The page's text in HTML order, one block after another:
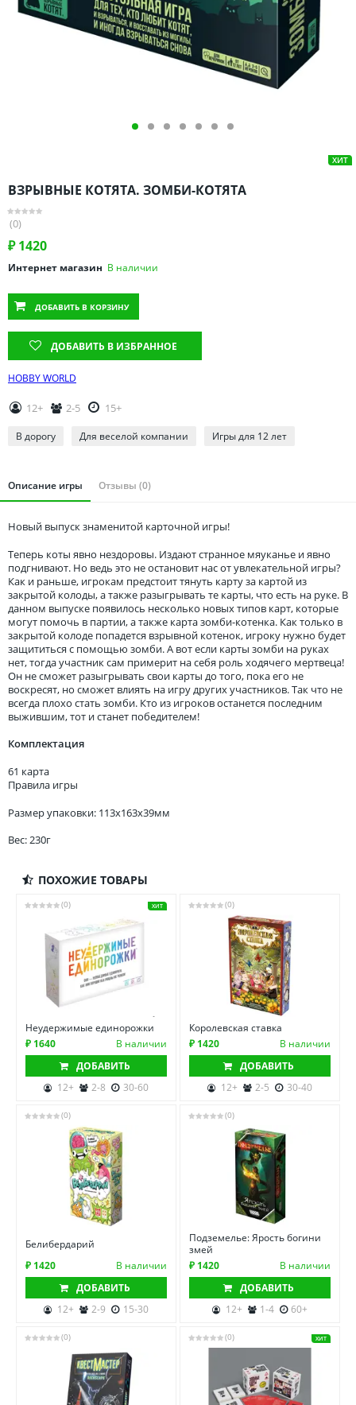
Оренбургская область
Пензенская область
Саратовская область
Свердловская область
Смоленская область
Ставропольский край
Татарстан
Тверская область
Томская область
Тюменская область
Удмуртия
Ульяновская область
ХИТ
ВЗРЫВНЫЕ КОТЯТА. ЗОМБИ-КОТЯТА
(0)
₽ 1420
Интернет магазин В наличии
ДОБАВИТЬ В КОРЗИНУ
ДОБАВИТЬ В ИЗБРАННОЕ
HOBBY WORLD
12+ 2-5 15+
В дорогу Для веселой компании Игры для 12 лет
Описание игры Отзывы (0)
Новый выпуск знаменитой карточной игры!
Теперь коты явно нездоровы. Издают странное мяуканье и явно
подгнивают. Но ведь это не остановит нас от увлекательной игры?
Как и раньше, игрокам предстоит тянуть карту за картой из
закрытой колоды, а также разыгрывать те карты, что есть на руке. В
данном выпуске появилось несколько новых типов карт, которые
могут помочь в партии, а также карта зомби-котенка. Как только в
закрытой колоде попадется взрывной котенок, игроку нужно будет
защититься с помощью зомби. А вот если карты зомби на руках
нет, тогда участник сам примерит на себя роль ходячего мертвеца!
Он не сможет разыгрывать свои карты до того, пока его не
воскресят, но сможет влиять на игру других участников. Так что не
всегда плохо стать зомби. Кто из игроков останется последним
выжившим, тот и станет победителем!
Комплектация
61 карта
Правила игры
Размер упаковки: 113x163x39мм
Вес: 230г
ПОХОЖИЕ ТОВАРЫ
(0) ХИТ
Неудержимые единорожки
₽ 1640
В наличии
ДОБАВИТЬ
12+
2-8 30-60
(0)
Королевская ставка
₽ 1420
В наличии
ДОБАВИТЬ
12+
2-5 30-40
(0)
Белибердарий
₽ 1420
В наличии
ДОБАВИТЬ
12+
2-9 15-30
(0)
Подземелье: Ярость богини
змей
₽ 1420
В наличии
ДОБАВИТЬ
12+
1-4 60+
(0) (0) ХИТ